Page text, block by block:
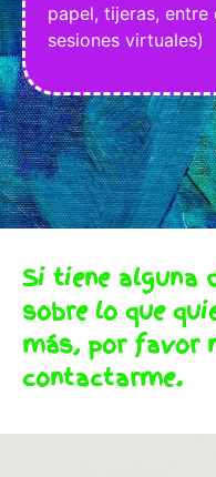
papel, tijeras,
sesiones virtuales)
Si tiene alguna
sobre lo que
más, por favor
contactarme.